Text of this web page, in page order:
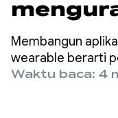
aktif
Membangun
wearable berarti
saat layar
Waktu baca: 4